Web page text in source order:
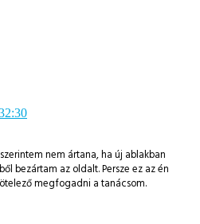
nem ártana, ha új ablakban
bezártam az oldalt. Persze ez az én
megfogadni a tanácsom.